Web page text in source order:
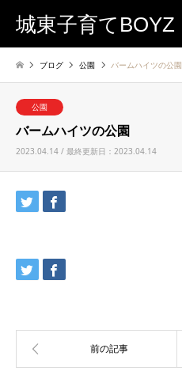
城東子育てBOYZ
ブログ 公園 バームハイツの公園
公園
バームハイツの公園
2023.04.14 / 最終更新日：2023.04.14